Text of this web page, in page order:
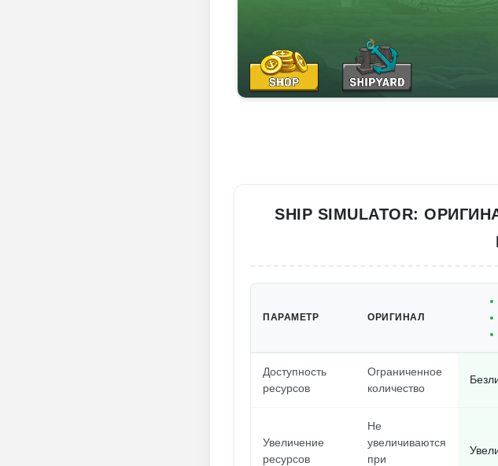
SHIP SIMULATOR:
ПАРАМЕТР ОРИГИНАЛ
Доступность
ресурсов
Ограниченное
количество
Увеличение
ресурсов
Не
увеличиваются
при